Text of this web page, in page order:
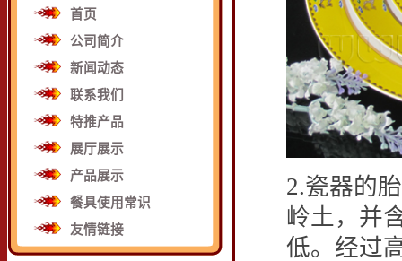
首页
公司简介
新闻动态
联系我们
特推产品
展厅展示
产品展示
餐具使用常识
友情链接
2.瓷器的
岭土，并
低。经过